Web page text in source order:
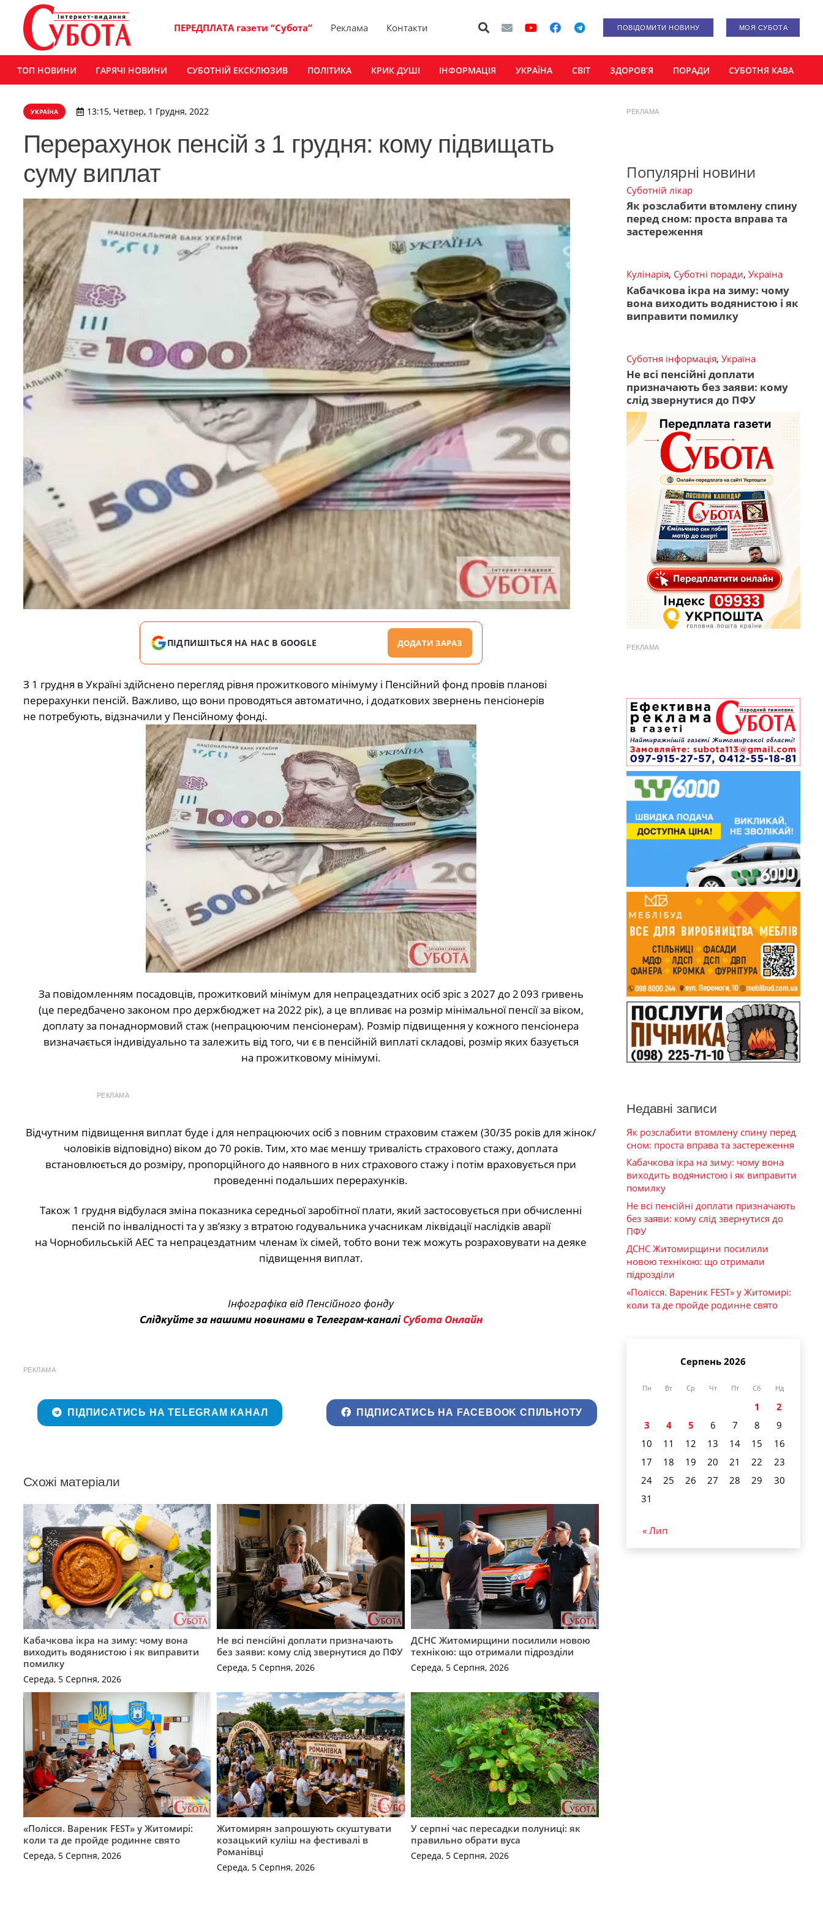
ПЕРЕДПЛАТА газети “Субота” Реклама Контакти ПОВІДОМИТИ НОВИНУ МОЯ СУБОТА
ТОП НОВИНИ ГАРЯЧІ НОВИНИ СУБОТНІЙ ЕКСКЛЮЗИВ ПОЛІТИКА КРИК ДУШІ ІНФОРМАЦІЯ УКРАЇНА СВІТ ЗДОРОВ’Я ПОРАДИ СУБОТНЯ КАВА
УКРАЇНА 13:15, Четвер, 1 Грудня, 2022
Перерахунок пенсій з 1 грудня: кому підвищать
суму виплат
ПІДПИШІТЬСЯ НА НАС В GOOGLE ДОДАТИ ЗАРАЗ
З 1 грудня в Україні здійснено перегляд рівня прожиткового мінімуму і Пенсійний фонд провів планові
перерахунки пенсій. Важливо, що вони проводяться автоматично, і додаткових звернень пенсіонерів
не потребують, відзначили у Пенсійному фонді.
За повідомленням посадовців, прожитковий мінімум для непрацездатних осіб зріс з 2027 до 2 093 гривень
(це передбачено законом про держбюджет на 2022 рік), а це впливає на розмір мінімальної пенсії за віком,
доплату за понаднормовий стаж (непрацюючим пенсіонерам). Розмір підвищення у кожного пенсіонера
визначається індивідуально та залежить від того, чи є в пенсійній виплаті складові, розмір яких базується
на прожитковому мінімумі.
РЕКЛАМА
Відчутним підвищення виплат буде і для непрацюючих осіб з повним страховим стажем (30/35 років для жінок/
чоловіків відповідно) віком до 70 років. Тим, хто має меншу тривалість страхового стажу, доплата
встановлюється до розміру, пропорційного до наявного в них страхового стажу і потім враховується при
проведенні подальших перерахунків.
Також 1 грудня відбулася зміна показника середньої заробітної плати, який застосовується при обчисленні
пенсій по інвалідності та у зв’язку з втратою годувальника учасникам ліквідації наслідків аварії
на Чорнобильській АЕС та непрацездатним членам їх сімей, тобто вони теж можуть розраховувати на деяке
підвищення виплат.
Інфографіка від Пенсійного фонду
Слідкуйте за нашими новинами в Телеграм-каналіСубота Онлайн
РЕКЛАМА
ПІДПИСАТИСЬ НА TELEGRAM КАНАЛ ПІДПИСАТИСЬ НА FACEBOOK СПІЛЬНОТУ
Схожі матеріали
Кабачкова ікра на зиму: чому вона
виходить водянистою і як виправити
помилку
Середа, 5 Серпня, 2026
Не всі пенсійні доплати призначають
без заяви: кому слід звернутися до ПФУ
Середа, 5 Серпня, 2026
ДСНС Житомирщини посилили новою
технікою: що отримали підрозділи
Середа, 5 Серпня, 2026
«Полісся. Вареник FEST» у Житомирі:
коли та де пройде родинне свято
Середа, 5 Серпня, 2026
Житомирян запрошують скуштувати
козацький куліш на фестивалі в
Романівці
Середа, 5 Серпня, 2026
У серпні час пересадки полуниці: як
правильно обрати вуса
Середа, 5 Серпня, 2026
РЕКЛАМА
Популярні новини
Суботній лікар
Як розслабити втомлену спину
перед сном: проста вправа та
застереження
Кулінарія, Суботні поради, Україна
Кабачкова ікра на зиму: чому
вона виходить водянистою і як
виправити помилку
Суботня інформація, Україна
Не всі пенсійні доплати
призначають без заяви: кому
слід звернутися до ПФУ
РЕКЛАМА
Недавні записи
Як розслабити втомлену спину перед
сном: проста вправа та застереження
Кабачкова ікра на зиму: чому вона
виходить водянистою і як виправити
помилку
Не всі пенсійні доплати призначають
без заяви: кому слід звернутися до
ПФУ
ДСНС Житомирщини посилили
новою технікою: що отримали
підрозділи
«Полісся. Вареник FEST» у Житомирі:
коли та де пройде родинне свято
Серпень 2026
Пн Вт Ср Чт Пт Сб Нд
1
2
3
4 5 6 7 8
9
10
11 12 13 14 15
16
17
18 19 20 21 22
23
24
25 26 27 28 29
30
31
« Лип